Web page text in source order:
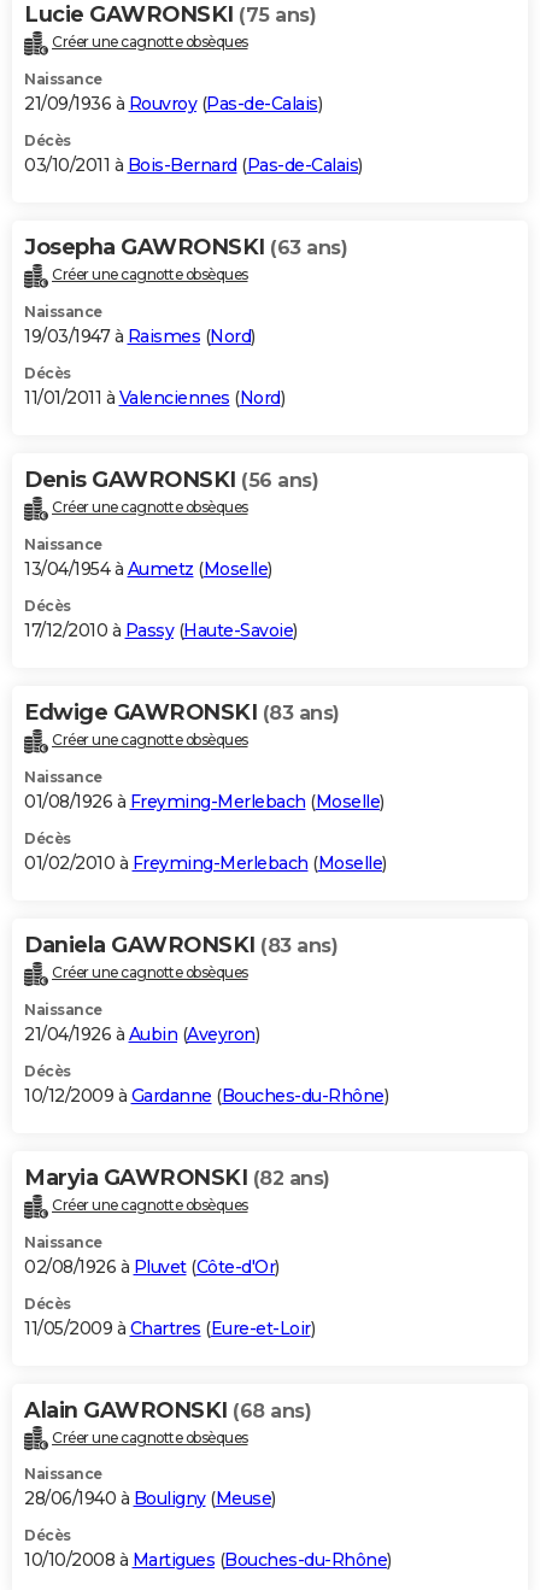
Lucie GAWRONSKI (75 ans)
Créer une cagnotte obsèques
Naissance
21/09/1936 à Rouvroy(Pas-de-Calais)
Décès
03/10/2011 à Bois-Bernard (Pas-de-Calais)
Josepha GAWRONSKI (63 ans)
Créer une cagnotte obsèques
Naissance
19/03/1947 à Raismes (Nord)
Décès
11/01/2011 à Valenciennes (Nord)
Denis GAWRONSKI (56 ans)
Créer une cagnotte obsèques
Naissance
13/04/1954 à Aumetz (Moselle)
Décès
17/12/2010 à Passy(Haute-Savoie)
Edwige GAWRONSKI (83 ans)
Créer une cagnotte obsèques
Naissance
01/08/1926 à Freyming-Merlebach (Moselle)
Décès
01/02/2010 à Freyming-Merlebach (Moselle)
Daniela GAWRONSKI (83 ans)
Créer une cagnotte obsèques
Naissance
21/04/1926 à Aubin (Aveyron)
Décès
10/12/2009 à Gardanne (Bouches-du-Rhône)
Maryia GAWRONSKI (82 ans)
Créer une cagnotte obsèques
Naissance
02/08/1926 à Pluvet(Côte-d'Or)
Décès
11/05/2009 à Chartres (Eure-et-Loir)
Alain GAWRONSKI (68 ans)
Créer une cagnotte obsèques
Naissance
28/06/1940 à Bouligny(Meuse)
Décès
10/10/2008 à Martigues (Bouches-du-Rhône)